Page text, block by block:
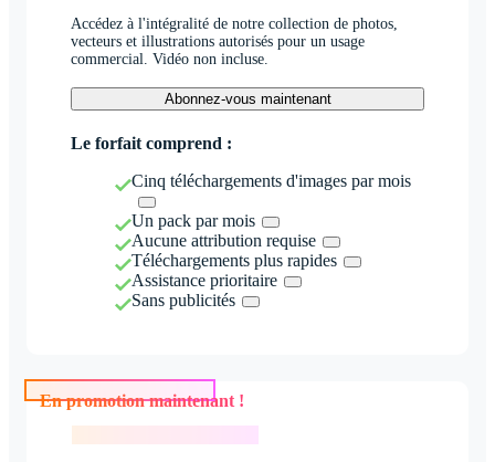
Accédez à l'intégralité de notre collection de photos,
vecteurs et illustrations autorisés pour un usage
commercial. Vidéo non incluse.
Abonnez-vous maintenant
Le forfait comprend :
Cinq téléchargements d'images par mois
Un pack par mois
Aucune attribution requise
Téléchargements plus rapides
Assistance prioritaire
Sans publicités
En promotion maintenant !